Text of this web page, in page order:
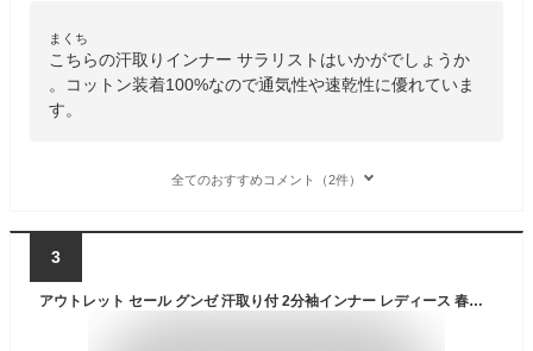
まくち
こちらの汗取りインナー サラリストはいかがでしょうか
。コットン装着100%なので通気性や速乾性に優れていま
す。
全てのおすすめコメント（2件）
3
アウトレット セール グンゼ 汗取り付 2分袖インナー レディース 春夏 クールマジック 半袖 夏インナー UV 夏肌着 下着 肌着 汗取りパッド 汗じみ防止 脇汗対策 わき汗 脇汗 日焼け止め 吸汗速乾 抗菌防臭 定番 無地 シンプル COOLMAGIC MC6051 M-LL GUNZE13